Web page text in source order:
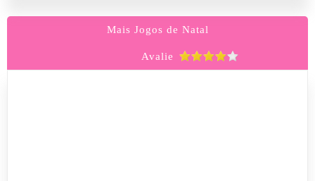
Mais Jogos de Natal
Avalie